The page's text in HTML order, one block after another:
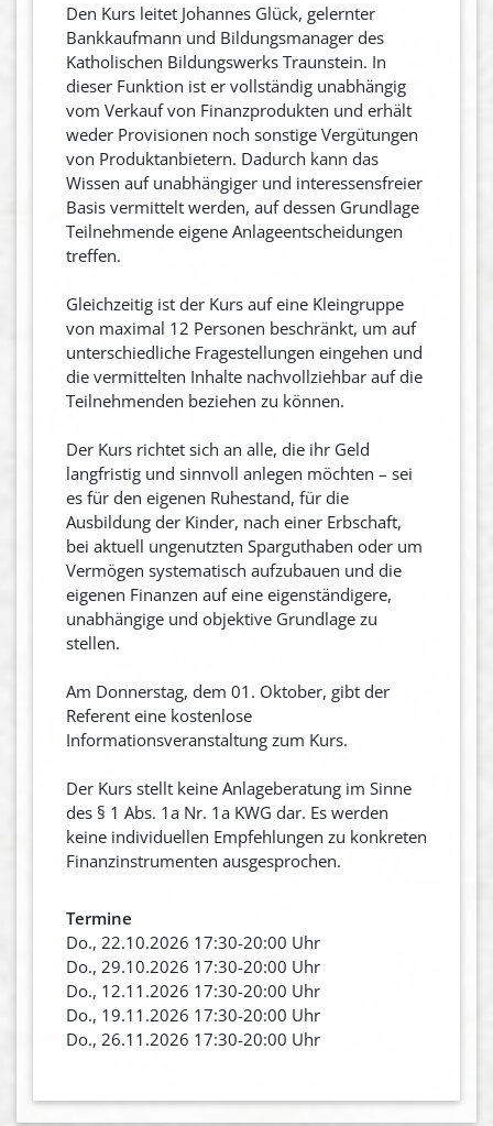
Den Kurs leitet Johannes Glück, gelernter
Bankkaufmann und Bildungsmanager des
Katholischen Bildungswerks Traunstein. In
dieser Funktion ist er vollständig unabhängig
vom Verkauf von Finanzprodukten und erhält
weder Provisionen noch sonstige Vergütungen
von Produktanbietern. Dadurch kann das
Wissen auf unabhängiger und interessensfreier
Basis vermittelt werden, auf dessen Grundlage
Teilnehmende eigene Anlageentscheidungen
treffen.
Gleichzeitig ist der Kurs auf eine Kleingruppe
von maximal 12 Personen beschränkt, um auf
unterschiedliche Fragestellungen eingehen und
die vermittelten Inhalte nachvollziehbar auf die
Teilnehmenden beziehen zu können.
Der Kurs richtet sich an alle, die ihr Geld
langfristig und sinnvoll anlegen möchten – sei
es für den eigenen Ruhestand, für die
Ausbildung der Kinder, nach einer Erbschaft,
bei aktuell ungenutzten Sparguthaben oder um
Vermögen systematisch aufzubauen und die
eigenen Finanzen auf eine eigenständigere,
unabhängige und objektive Grundlage zu
stellen.
Am Donnerstag, dem 01. Oktober, gibt der
Referent eine kostenlose
Informationsveranstaltung zum Kurs.
Der Kurs stellt keine Anlageberatung im Sinne
des § 1 Abs. 1a Nr. 1a KWG dar. Es werden
keine individuellen Empfehlungen zu konkreten
Finanzinstrumenten ausgesprochen.
Termine
Do., 22.10.2026 17:30-20:00 Uhr
Do., 29.10.2026 17:30-20:00 Uhr
Do., 12.11.2026 17:30-20:00 Uhr
Do., 19.11.2026 17:30-20:00 Uhr
Do., 26.11.2026 17:30-20:00 Uhr